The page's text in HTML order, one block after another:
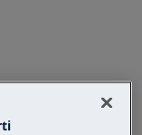
getto di